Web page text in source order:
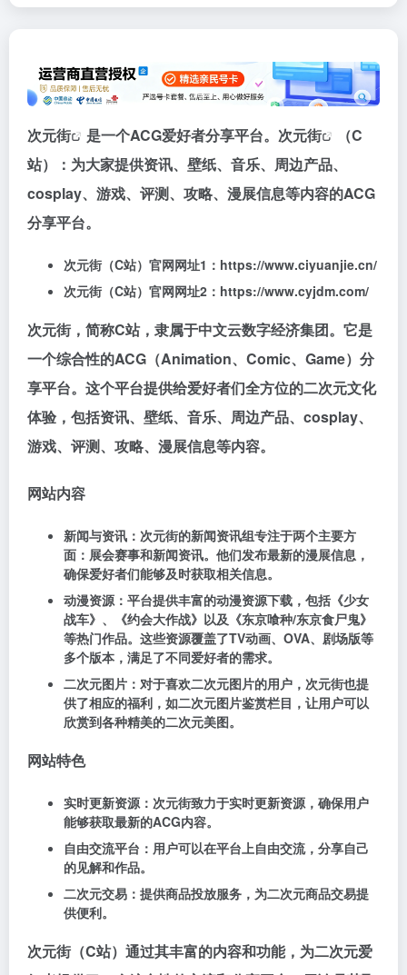
次元街 是一个ACG爱好者分享平台。 次元街
（C
站）：为大家提供资讯、壁纸、音乐、周边产品、
cosplay、游戏、评测、攻略、漫展信息等内容的ACG
分享平台。
次元街（C站）官网网址1：https://www.ciyuanjie.cn/
次元街（C站）官网网址2：https://www.cyjdm.com/
次元街，简称C站，隶属于中文云数字经济集团。它是
一个综合性的ACG（Animation、Comic、Game）分
享平台。这个平台提供给爱好者们全方位的二次元文化
体验，包括资讯、壁纸、音乐、周边产品、cosplay、
游戏、评测、攻略、漫展信息等内容。
网站内容
新闻与资讯：次元街的新闻资讯组专注于两个主要方
面：展会赛事和新闻资讯。他们发布最新的漫展信息，
确保爱好者们能够及时获取相关信息。
动漫资源：平台提供丰富的动漫资源下载，包括《少女
战车》、《约会大作战》以及《东京喰种/东京食尸鬼》
等热门作品。这些资源覆盖了TV动画、OVA、剧场版等
多个版本，满足了不同爱好者的需求。
二次元图片：对于喜欢二次元图片的用户，次元街也提
供了相应的福利，如二次元图片鉴赏栏目，让用户可以
欣赏到各种精美的二次元美图。
网站特色
实时更新资源：次元街致力于实时更新资源，确保用户
能够获取最新的ACG内容。
自由交流平台：用户可以在平台上自由交流，分享自己
的见解和作品。
二次元交易：提供商品投放服务，为二次元商品交易提
供便利。
次元街（C站）通过其丰富的内容和功能，为二次元爱